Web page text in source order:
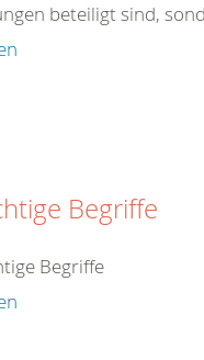
beteiligt sind,
Begriffe
Begriffe